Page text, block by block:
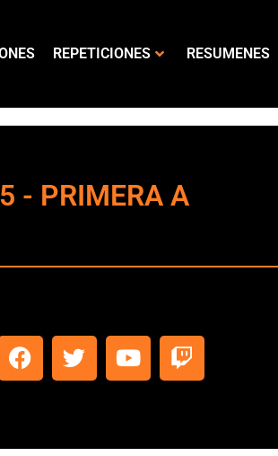
REPETICIONES RESUMENES
- PRIMERA A